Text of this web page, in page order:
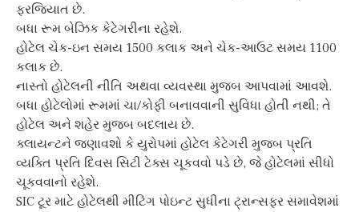
ફરજિયાત છે.
બધા રૂમ બેઝિક કેટેગરીના રહેશે.
હોટેલ ચેક-ઇન સમય 1500 કલાક અને ચેક-આઉટ સમય 1100
કલાક છે.
નાસ્તો હોટેલની નીતિ અથવા વ્યવસ્થા મુજબ આપવામાં આવશે.
બધા હોટેલોમાં રૂમમાં ચા/કોફી બનાવવાની સુવિધા હોતી નથી; તે
હોટેલ અને શહેર મુજબ બદલાય છે.
ક્લાયન્ટને જણાવશો કે યુરોપમાં હોટેલ કેટેગરી મુજબ પ્રતિ
વ્યક્તિ પ્રતિ દિવસ સિટી ટેક્સ ચૂકવવો પડે છે, જે હોટેલમાં સીધો
ચૂકવવાનો રહેશે.
SIC ટૂર માટે હોટેલથી મીટિંગ પોઇન્ટ સુધીના ટ્રાન્સફર સમાવેશમાં